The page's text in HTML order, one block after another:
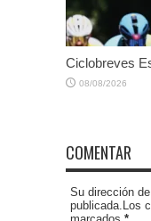
Ciclobreves
08/08/2026
COMENTAR
Su dirección
publicada.Los